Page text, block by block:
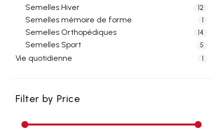
Semelles Hiver 12
Semelles mémoire de forme 1
Semelles Orthopédiques 14
Semelles Sport 5
Vie quotidienne 1
Filter by Price